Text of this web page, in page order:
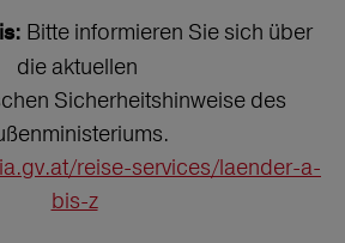
Bitte informieren Sie sich über
die aktuellen
Sicherheitshinweise des
reise-services/laender-a-
bis-z